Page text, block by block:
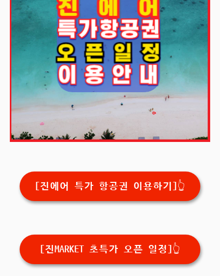
[진에어 특가 항공권 이용하기]👆️
[진MARKET 초특가 오픈 일정]👆️